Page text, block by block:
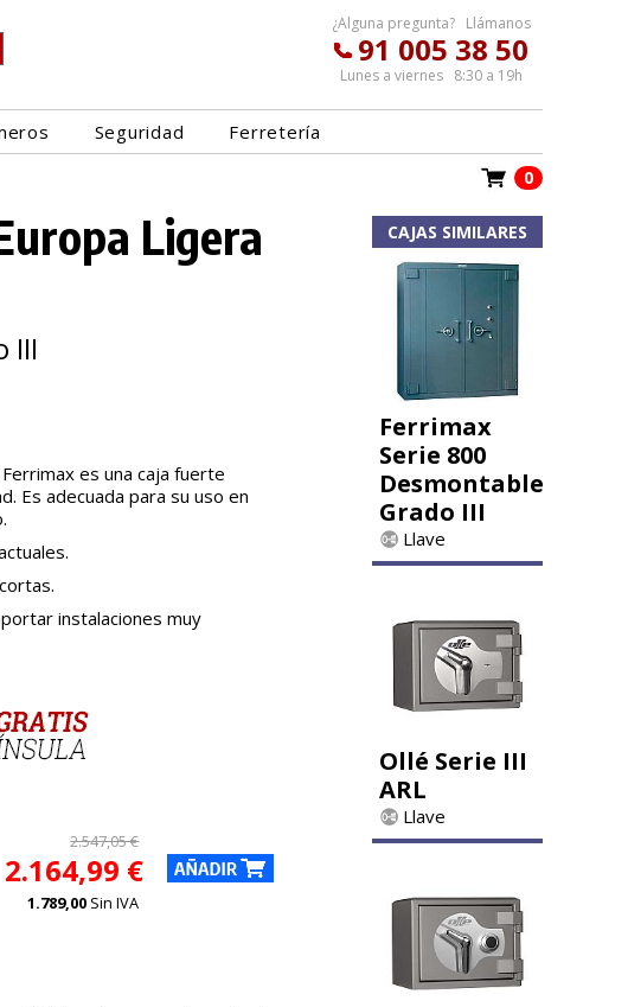
¿Alguna pregunta? Llámanos
91 005 38 50
Lunes a viernes 8:30 a 19h
Seguridad Ferretería
0
Ligera
III
es una caja fuerte
Es adecuada para su uso en
instalaciones muy
2.547,05 €
2.164,99 €
1.789,00 Sin IVA
CAJAS SIMILARES
Ferrimax
Serie 800
Desmontable
Grado III
Llave
Ollé Serie III
ARL
Llave